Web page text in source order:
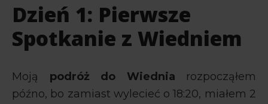
Dzień 1: Pierwsze
Spotkanie z Wiedniem
Moją podróż do Wiednia rozpocząłem
późno, bo zamiast wylecieć o 18:20, miałem 2